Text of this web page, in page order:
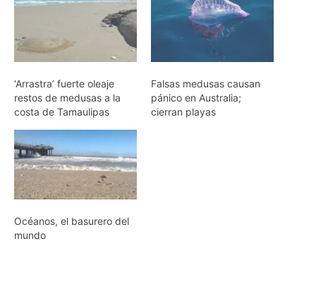
‘Arrastra’ fuerte oleaje
restos de medusas a la
costa de Tamaulipas
Falsas medusas causan
pánico en Australia;
cierran playas
Océanos, el basurero del
mundo